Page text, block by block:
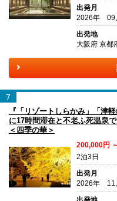
出発月
2026年 09
出発地
大阪府 京都
7
『「リゾートしらかみ」「津
に17時間滞在と不老ふ死温泉
＜四季の華＞
200,000円
2泊3日
出発月
2026年 11